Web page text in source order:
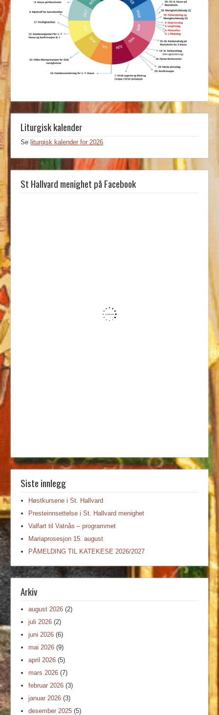
Liturgisk kalender
Se liturgisk kalender for 2026
St Hallvard menighet på Facebook
Siste innlegg
Høstkursene i St. Hallvard
Presteinnsettelse i St. Hallvard menighet
Valfart til Vatnås – programmet
Mariaprosesjon 15. august
PÅMELDING TIL KATEKESE 2026/2027
Arkiv
august 2026 (2)
juli 2026 (2)
juni 2026 (6)
mai 2026 (9)
april 2026 (5)
mars 2026 (7)
februar 2026 (3)
januar 2026 (3)
desember 2025 (5)